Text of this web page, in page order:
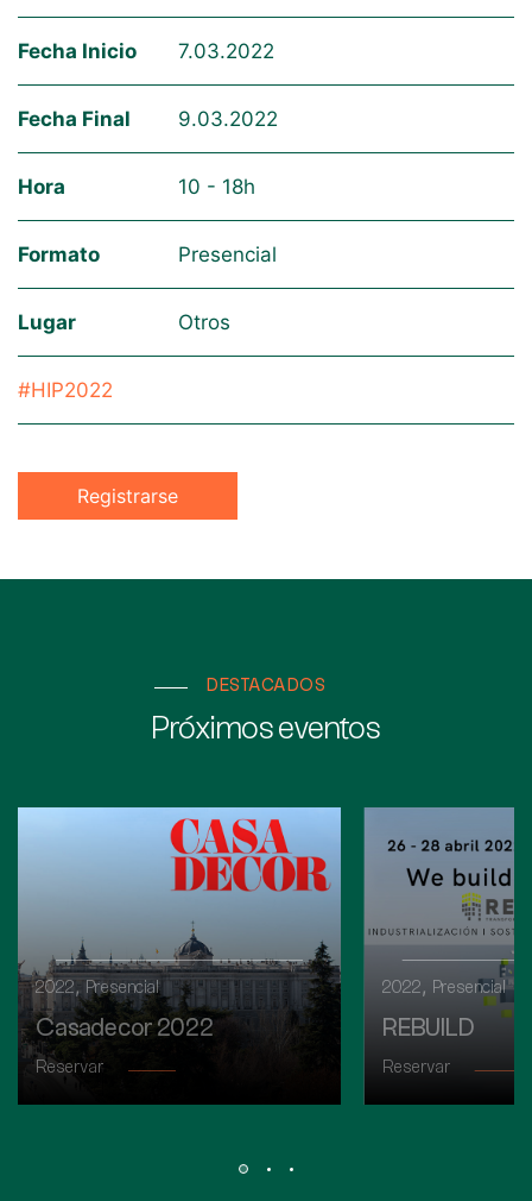
Fecha Inicio 7.03.2022
Fecha Final 9.03.2022
Hora 10 - 18h
Formato Presencial
Lugar Otros
#HIP2022
Registrarse
DESTACADOS
Próximos eventos
2022,Presencial
Casadecor 2022
Reservar
2022,Presencial
REBUILD
Reservar